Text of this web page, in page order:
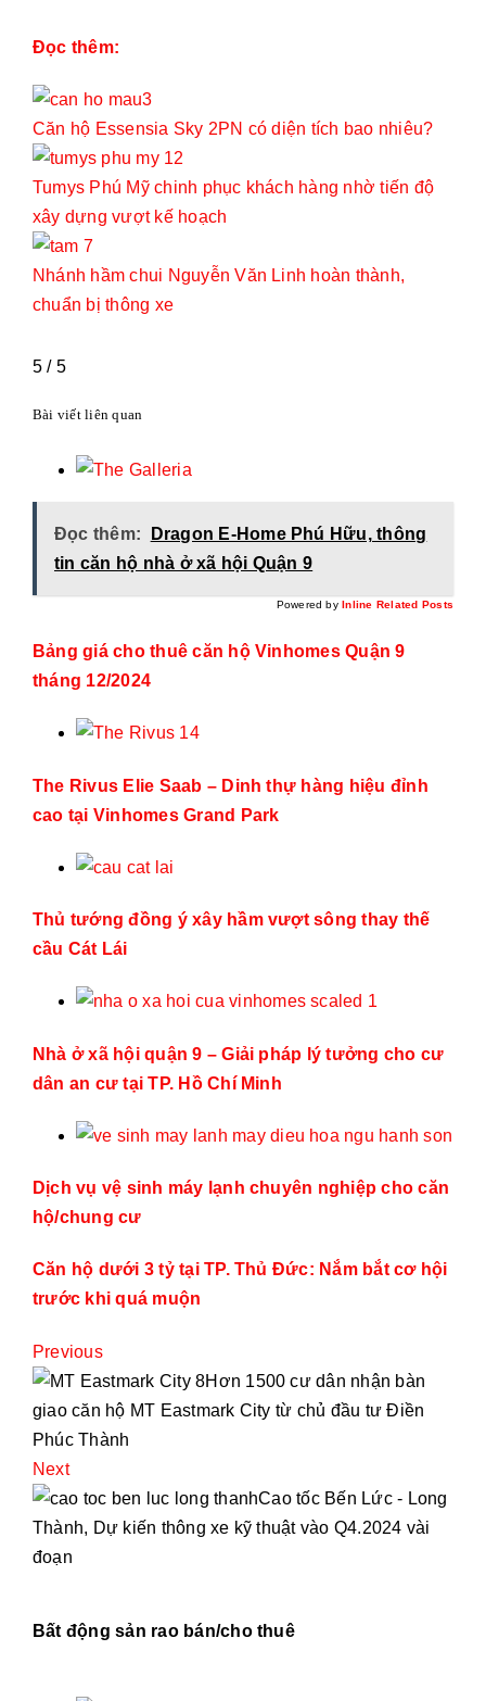
Đọc thêm:
Căn hộ Essensia Sky 2PN có diện tích bao nhiêu?
Tumys Phú Mỹ chinh phục khách hàng nhờ tiến độ
xây dựng vượt kế hoạch
Nhánh hầm chui Nguyễn Văn Linh hoàn thành,
chuẩn bị thông xe
5 / 5
Bài viết liên quan
Đọc thêm:
Dragon E-Home Phú Hữu, thông
tin căn hộ nhà ở xã hội Quận 9
Powered by Inline Related Posts
Bảng giá cho thuê căn hộ Vinhomes Quận 9
tháng 12/2024
The Rivus Elie Saab – Dinh thự hàng hiệu đỉnh
cao tại Vinhomes Grand Park
Thủ tướng đồng ý xây hầm vượt sông thay thế
cầu Cát Lái
Nhà ở xã hội quận 9 – Giải pháp lý tưởng cho cư
dân an cư tại TP. Hồ Chí Minh
Dịch vụ vệ sinh máy lạnh chuyên nghiệp cho căn
hộ/chung cư
Căn hộ dưới 3 tỷ tại TP. Thủ Đức: Nắm bắt cơ hội
trước khi quá muộn
Previous
Hơn 1500 cư dân nhận bàn
giao căn hộ MT Eastmark City từ chủ đầu tư Điền
Phúc Thành
Next
Cao tốc Bến Lức - Long
Thành, Dự kiến thông xe kỹ thuật vào Q4.2024 vài
đoạn
Bất động sản rao bán/cho thuê